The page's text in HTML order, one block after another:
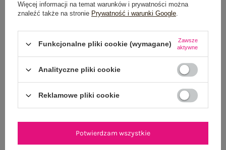
Do darmowej dostawy brakuje 200,00 zł
100 dni na zwrot
OPIS PRODUKTU
Więcej informacji na temat warunków i prywatności można
znaleźć także na stronie Prywatność i warunki Google.
Funkcjonalne pliki cookie (wymagane)
Zawsze
aktywne
Analityczne pliki cookie
Reklamowe pliki cookie
Potwierdzam wszystkie